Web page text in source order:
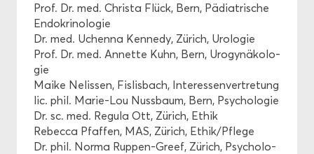
Prof. Dr. med. Chris­ta Flück, Bern, Päd­ia­tri­sche
En­do­kri­no­lo­gie
Dr. med. Uchen­na Ken­ne­dy, Zürich, Uro­lo­gie
Prof. Dr. med. An­net­te Kuhn, Bern, Uro­gy­nä­ko­lo­
gie
Maike Ne­lis­sen, Fis­lis­bach, In­ter­es­sen­ver­tre­tung
lic. phil. Marie-​Lou Nuss­baum, Bern, Psy­cho­lo­gie
Dr. sc. med. Re­gu­la Ott, Zürich, Ethik
Re­bec­ca Pfaf­fen, MAS, Zürich, Ethik/Pfle­ge
Dr. phil. Norma Ruppen-​Greef, Zürich, Psy­cho­lo­